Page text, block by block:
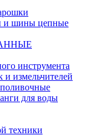
и шины цепные
инструмента
измельчителей
для воды